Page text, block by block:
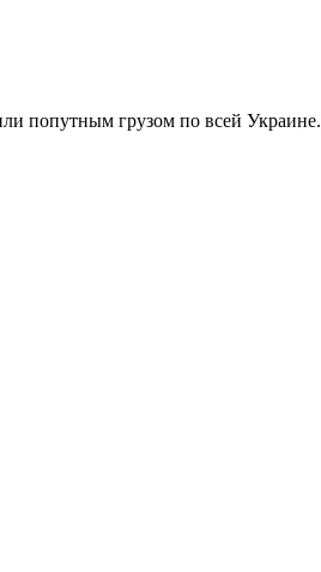
попутным грузом по всей Украине.